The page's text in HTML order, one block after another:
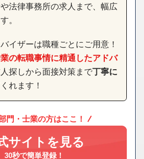
法律事務所の求人まで、幅広
。
イザーは職種ごとにご用意！
の転職事情に精通したアドバ
探しから面接対策まで丁寧に
れます！
門・士業の方はここ！
サイトを見る
30秒で簡単登録！